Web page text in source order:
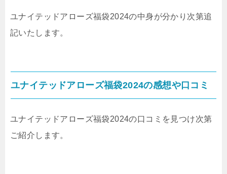
ユナイテッドアローズ福袋2024の中身が分かり次第追
記いたします。
ユナイテッドアローズ福袋2024の感想や口コミ
ユナイテッドアローズ福袋2024の口コミを見つけ次第
ご紹介します。